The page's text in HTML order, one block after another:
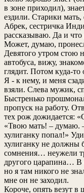
в зоне приходил),
ездили. Старики мать,
Абрек, сестричка
рассказываю. Да и что
Может, думаю,
Девятого утром стою
автобуса, вижу,
глядит. Потом куда-то
Я - к нему, и меня
взяли. Слева мужик,
Быстренько
пропуск на работу.
тех рож дожидается:
«Твою мать! – думаю.
хулиганку попал!»
хулиганку не должны
сомнения… неужели
другого царапина… В
но я там никого не
мне он не заходил.
Короче, опять везут в